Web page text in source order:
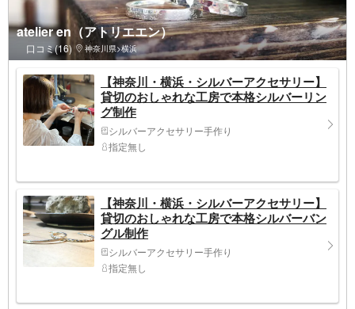
atelier en（アトリエエン）
口コミ(16) 神奈川県>横浜
【神奈川・横浜・シルバーアクセサリー】
貸切のおしゃれな工房で本格シルバーリン
グ制作
シルバーアクセサリー手作り
指定無し
【神奈川・横浜・シルバーアクセサリー】
貸切のおしゃれな工房で本格シルバーバン
グル制作
シルバーアクセサリー手作り
指定無し